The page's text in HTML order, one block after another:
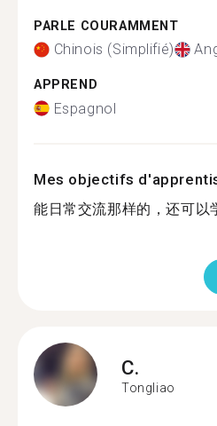
PARLE COURAMMENT
Chinois (Simplifié)
APPREND
Espagnol
Mes objectifs
能日常交流那样的，还可以
C.
Tongliao